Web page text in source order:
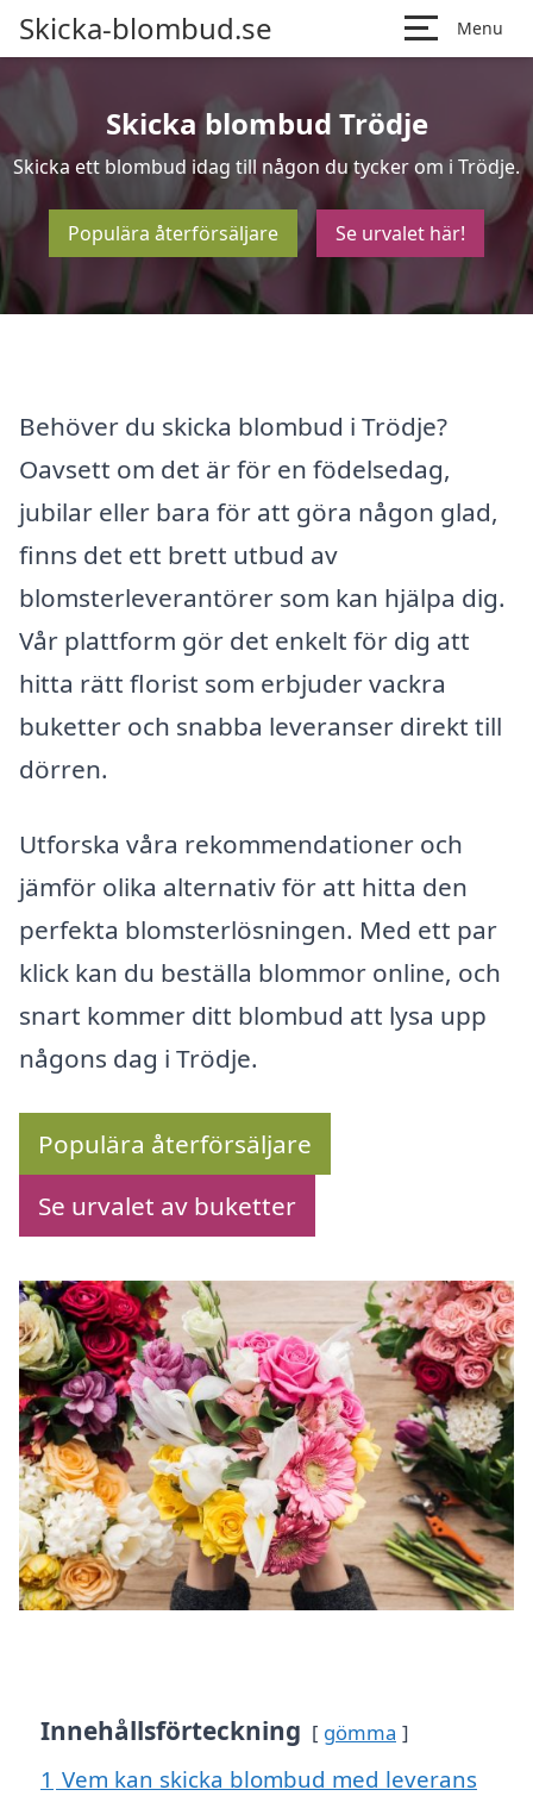
Skicka-blombud.se Menu
Skicka blombud Trödje
Skicka ett blombud idag till någon du tycker om i Trödje.
Populära återförsäljare Se urvalet här!
Behöver du skicka blombud i Trödje?
Oavsett om det är för en födelsedag,
jubilar eller bara för att göra någon glad,
finns det ett brett utbud av
blomsterleverantörer som kan hjälpa dig.
Vår plattform gör det enkelt för dig att
hitta rätt florist som erbjuder vackra
buketter och snabba leveranser direkt till
dörren.
Utforska våra rekommendationer och
jämför olika alternativ för att hitta den
perfekta blomsterlösningen. Med ett par
klick kan du beställa blommor online, och
snart kommer ditt blombud att lysa upp
någons dag i Trödje.
Populära återförsäljare
Se urvalet av buketter
Innehållsförteckning gömma
1 Vem kan skicka blombud med leverans